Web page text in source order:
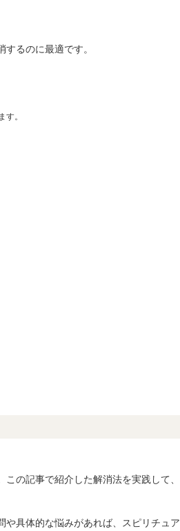
るのに最適です。
す。
の記事で紹介した解消法を実践して、
具体的な悩みがあれば、スピリチュア